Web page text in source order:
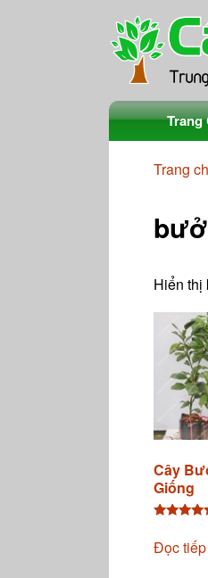
Chuyển
đến
dung
Trang
Trang
Hiển thị
Cây
Giống
hạng
5.00
Đọc tiếp